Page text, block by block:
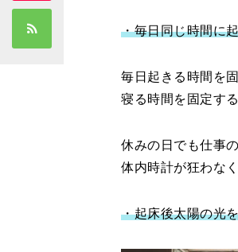
・毎日同じ時間に
毎日起きる時間を
寝る時間を固定す
休みの日でも仕事
体内時計が狂わな
・起床後太陽の光